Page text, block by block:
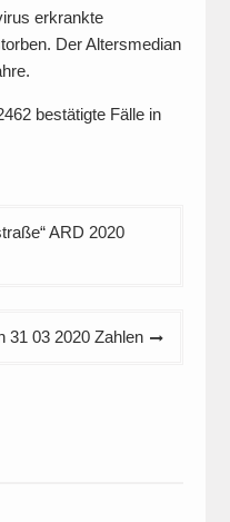
erkrankte
Der Altersmedian
bestätigte Fälle in
ARD 2020
31 03 2020 Zahlen